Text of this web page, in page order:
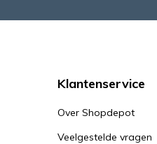
Klantenservice
Over Shopdepot
Veelgestelde vragen